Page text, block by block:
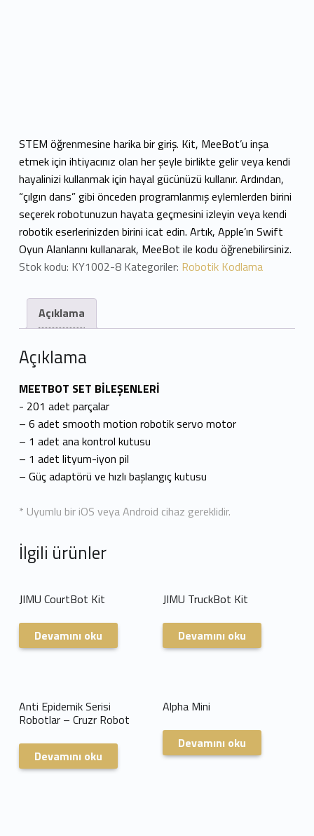
STEM öğrenmesine harika bir giriş. Kit, MeeBot’u inşa
etmek için ihtiyacınız olan her şeyle birlikte gelir veya kendi
hayalinizi kullanmak için hayal gücünüzü kullanır. Ardından,
“çılgın dans” gibi önceden programlanmış eylemlerden birini
seçerek robotunuzun hayata geçmesini izleyin veya kendi
robotik eserlerinizden birini icat edin. Artık, Apple’ın Swift
Oyun Alanlarını kullanarak, MeeBot ile kodu öğrenebilirsiniz.
Stok kodu: KY1002-8 Kategoriler: Robotik Kodlama
Açıklama
Açıklama
MEETBOT SET BİLEŞENLERİ
​- 201 adet parçalar
– 6 adet smooth motion robotik servo motor
– 1 adet ana kontrol kutusu
– 1 adet lityum-iyon pil
– Güç adaptörü ve hızlı başlangıç kutusu
* Uyumlu bir iOS veya Android cihaz gereklidir.
İlgili ürünler
JIMU CourtBot Kit
Devamını oku
JIMU TruckBot Kit
Devamını oku
Anti Epidemik Serisi
Robotlar – Cruzr Robot
Devamını oku
Alpha Mini
Devamını oku